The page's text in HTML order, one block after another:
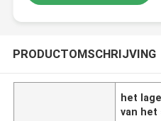
PRODUCTOMSCHRIJVING
het
van het